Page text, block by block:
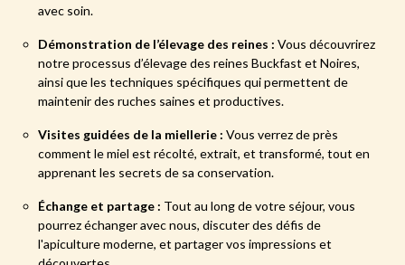
avec soin.
Démonstration de l’élevage des reines :Vous découvrirez
notre processus d’élevage des reines Buckfast et Noires,
ainsi que les techniques spécifiques qui permettent de
maintenir des ruches saines et productives.
Visites guidées de la miellerie : Vous verrez de près
comment le miel est récolté, extrait, et transformé, tout en
apprenant les secrets de sa conservation.
Échange et partage : Tout au long de votre séjour, vous
pourrez échanger avec nous, discuter des défis de
l'apiculture moderne, et partager vos impressions et